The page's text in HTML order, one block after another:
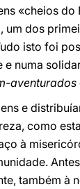
«cheios
um dos
isto foi
numa
aventurados
e
como
à
também à